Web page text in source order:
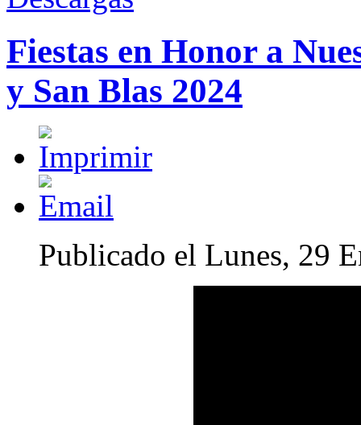
Fiestas en Honor a
y San Blas 2024
Publicado el Lunes, 29